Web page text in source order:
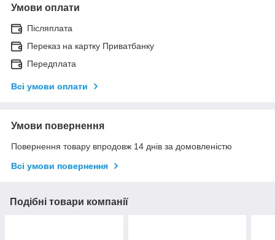
Умови оплати
Післяплата
Переказ на картку Приватбанку
Передплата
Всі умови оплати
Умови повернення
Повернення товару впродовж 14 днів за домовленістю
Всі умови повернення
Подібні товари компанії